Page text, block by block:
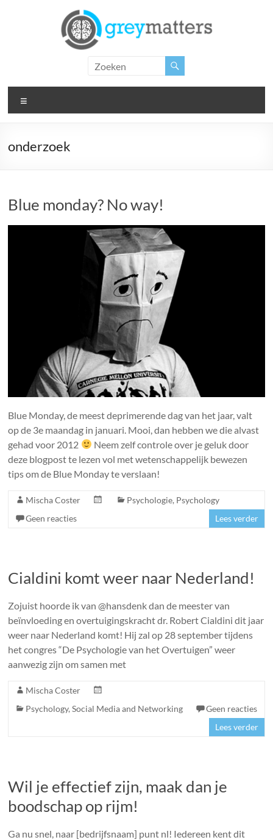
Matters
Insight.
Inspiration.
onderzoek
Blue monday? No way!
Blue Monday, de meest deprimerende dag van het jaar, valt
op de 3e maandag in januari. Mooi, dan hebben we die alvast
gehad voor 2012
Neem zelf controle over je geluk door
deze blogpost te lezen vol met wetenschappelijk bewezen
tips om de Blue Monday te verslaan!
Mischa Coster Psychologie, Psychology
Geen reacties
Lees verder
Cialdini komt weer naar Nederland!
Zojuist hoorde ik van @hansdenk dan de meester van
beïnvloeding en overtuigingskracht dr. Robert Cialdini dit jaar
weer naar Nederland komt! Hij zal op 28 september tijdens
het congres “De Psychologie van het Overtuigen” weer
aanwezig zijn om samen met
Mischa Coster
Psychology,Social Media and Networking
Geen reacties
Lees verder
Wil je effectief zijn, maak dan je
boodschap op rijm!
Ga nu snel, naar [bedrijfsnaam] punt nl! Iedereen kent dit